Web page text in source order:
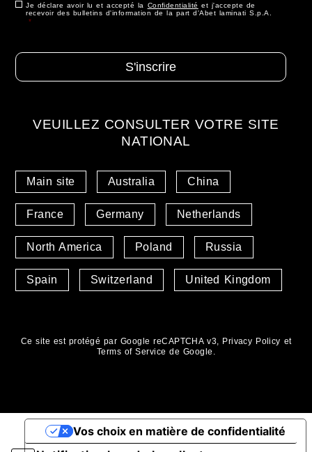
Consenso *
Je déclare avoir lu et accepté la Confidentialité et j'accepte de
recevoir des bulletins d'information de la part d'Abet laminati S.p.A.
*
VEUILLEZ CONSULTER VOTRE SITE
NATIONAL
Main site Australia China
France Germany Netherlands
North America Poland Russia
Spain Switzerland United Kingdom
Ce site est protégé par Google reCAPTCHA v3, Privacy Policy et
Terms of Service de Google.
Vos choix en matière de confidentialité